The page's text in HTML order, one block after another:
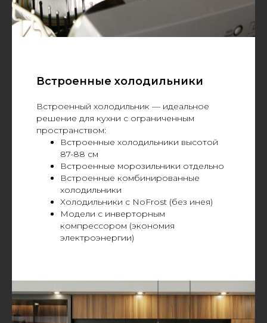
Встроенные холодильники
Встроенный холодильник — идеальное
решение для кухни с ограниченным
пространством:
Встроенные холодильники высотой
87-88 см
Встроенные морозильники отдельно
Встроенные комбинированные
холодильники
Холодильники с NoFrost (без инея)
Модели с инверторным
компрессором (экономия
электроэнергии)